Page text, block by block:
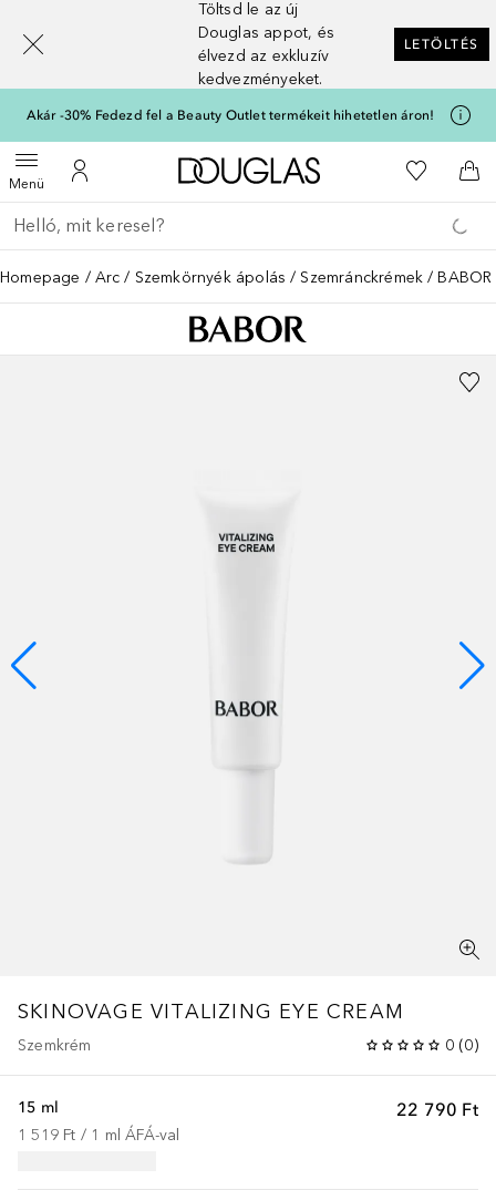
Töltsd le az új
Douglas appot, és
élvezd az exkluzív
kedvezményeket.
LETÖLTÉS
Akár -30% Fedezd fel a Beauty Outlet termékeit hihetetlen áron!
MenüMenü megnyitása
A fiókomhoz
A Douglas Főoldalra
A
Menj vissza
Keresés végrehajtása
Homepage Arc Szemkörnyék ápolás Szemránckrémek
SKINOVAGE VITALIZING EYE CREAM
Szemkrém 0 (0)
22 790 Ft
15 ml
1 519 Ft / 1 ml ÁFÁ-val
[navigation.slideout.screenreader]